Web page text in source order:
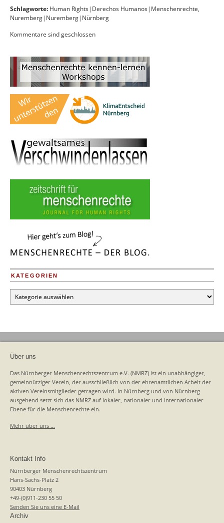
Schlagworte: Human Rights|Derechos Humanos|Menschenrechte,
Nuremberg|Nuremberg|Nürnberg
Kommentare sind geschlossen
KATEGORIEN
Kategorien
Über uns
Das Nürnberger Menschenrechtszentrum e.V. (NMRZ) ist ein unabhängiger,
gemeinnütziger Verein, der ausschließlich von der ehrenamtlichen Arbeit der
aktiven Vereinsmitglieder getragen wird. In Nürnberg und von Nürnberg
ausgehend setzt sich das NMRZ auf lokaler, nationaler und internationaler
Ebene für die Menschenrechte ein.
Mehr über uns …
Kontakt Info
Nürnberger Menschenrechtszentrum
Hans-Sachs-Platz 2
90403 Nürnberg
+49-(0)911-230 55 50
Senden Sie uns eine E-Mail
Archiv